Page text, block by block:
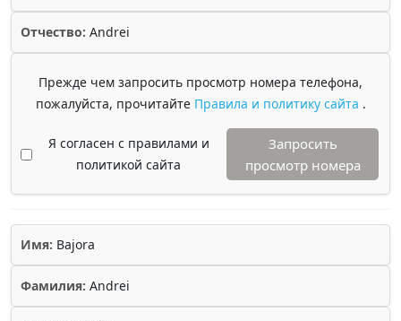
Отчество: Andrei
Прежде чем запросить просмотр номера телефона,
пожалуйста, прочитайте Правила и политику сайта .
Я согласен с правилами и
политикой сайта
Запросить
просмотр номера
Имя: Bajora
Фамилия: Andrei